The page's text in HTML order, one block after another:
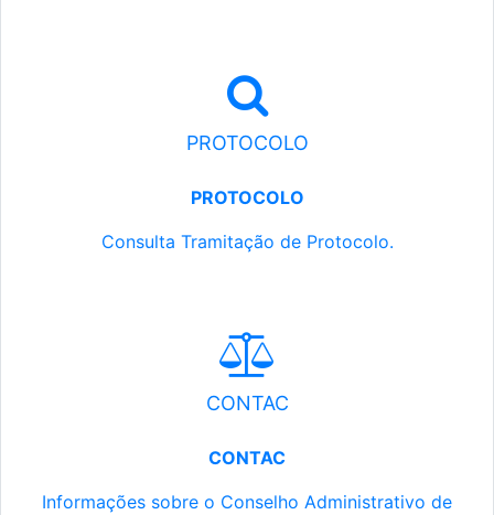
PROTOCOLO
PROTOCOLO
Consulta Tramitação de Protocolo.
CONTAC
CONTAC
Informações sobre o Conselho Administrativo de